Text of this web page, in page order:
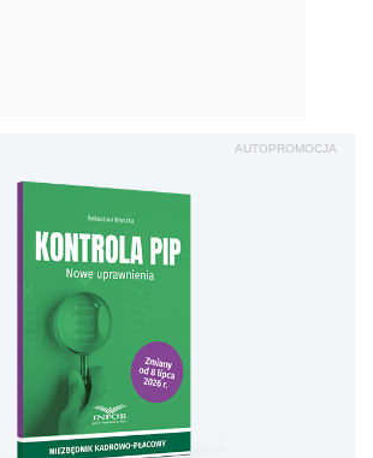
AUTOPROMOCJA